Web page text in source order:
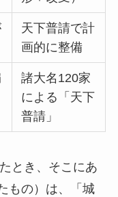
天下普請で計
画的に整備
諸大名120家
による「天下
普請」
とき、そこにあ
もの）は、「城